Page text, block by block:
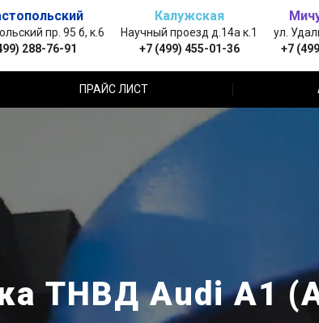
пр. 95 б, к.6
288-76-91
Калужская
Научный проезд д.14а к.1
+7 (499) 455-01-36
ул.
+7
ПРАЙС ЛИСТ
ТНВД Audi A1